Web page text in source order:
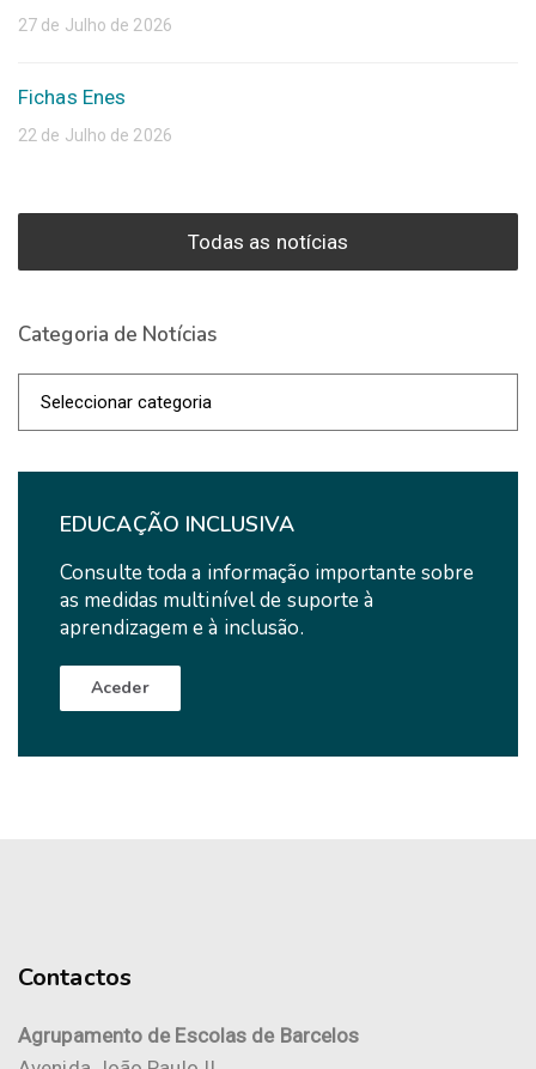
27 de Julho de 2026
Fichas Enes
22 de Julho de 2026
Todas as notícias
Categoria de Notícias
EDUCAÇÃO INCLUSIVA
Consulte toda a informação importante sobre
as medidas multinível de suporte à
aprendizagem e à inclusão.
Aceder
Contactos
Agrupamento de Escolas de Barcelos